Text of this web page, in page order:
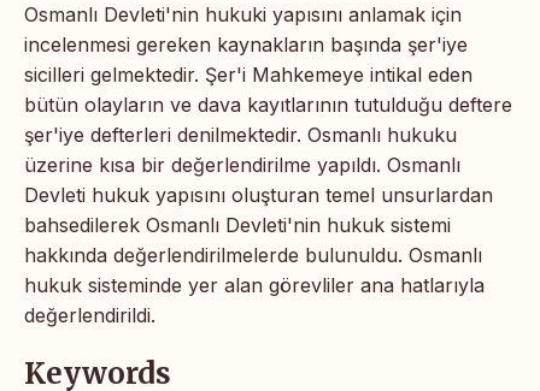
Osmanlı Devleti'nin hukuki yapısını anlamak için
incelenmesi gereken kaynakların başında şer'iye
sicilleri gelmektedir. Şer'i Mahkemeye intikal eden
bütün olayların ve dava kayıtlarının tutulduğu deftere
şer'iye defterleri denilmektedir. Osmanlı hukuku
üzerine kısa bir değerlendirilme yapıldı. Osmanlı
Devleti hukuk yapısını oluşturan temel unsurlardan
bahsedilerek Osmanlı Devleti'nin hukuk sistemi
hakkında değerlendirilmelerde bulunuldu. Osmanlı
hukuk sisteminde yer alan görevliler ana hatlarıyla
değerlendirildi.
Keywords